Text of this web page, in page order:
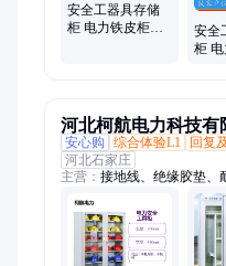
安全工器具存储
柜 电力铁皮柜器
安全
柜
河北柯航电力科技有
安心购
综合体验L1 回复
河北石家庄
主营： 接地线、绝缘胶垫、
绝缘橡胶垫、铝合金挡水
驱鸟器、环氧树脂板、防
标志桩、防鸟罩、绝缘梯
杆、围栏